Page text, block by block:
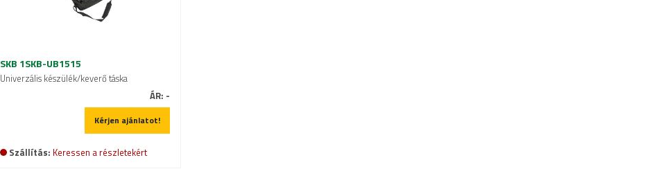
SKB 1SKB-UB1515
Univerzális készülék/keverő táska
ÁR: -
Kérjen ajánlatot!
Szállítás: Keressen a részletekért